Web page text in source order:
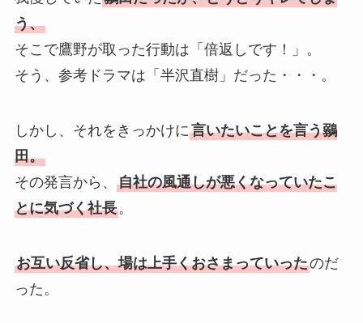
う、
そこで鷹野が取った行動は「倍返しです！」。
そう、参考ドラマは「半沢直樹」だった・・・。
しかし、それをきっかけに言いたいことを言う鶸
田。
その発言から、 自社の風通しが悪くなっていたこ
とに気づく社長。
お互い反省し、場は上手くおさまっていったのだ
った。